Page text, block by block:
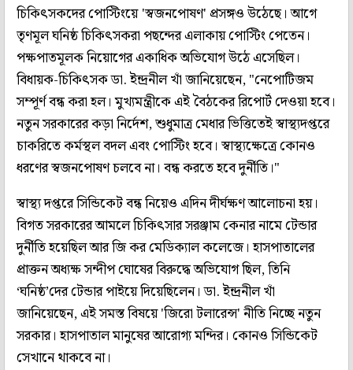
চিকিৎসকদের পোস্টিংয়ে 'স্বজনপোষণ' প্রসঙ্গও উঠেছে। আগে
তৃণমূল ঘনিষ্ঠ চিকিৎসকরা পছন্দের এলাকায় পোস্টিং পেতেন।
পক্ষপাতমূলক নিয়োগের একাধিক অভিযোগ উঠে এসেছিল।
বিধায়ক-চিকিৎসক ডা. ইন্দ্রনীল খাঁ জানিয়েছেন, "নেপোটিজম
সম্পূর্ণ বন্ধ করা হল। মুখ‌্যমন্ত্রীকে এই বৈঠকের রিপোর্ট দেওয়া হবে।
নতুন সরকারের কড়া নির্দেশ, শুধুমাত্র মেধার ভিত্তিতেই স্বাস্থ‌্যদপ্তরে
চাকরিতে কর্মস্থল বদল এবং পোস্টিং হবে। স্বাস্থ‌্যক্ষেত্রে কোনও
ধরণের স্বজনপোষণ চলবে না। বন্ধ করতে হবে দুর্নীতি।"
স্বাস্থ‌্য দপ্তরে সিন্ডিকেট বন্ধ নিয়েও এদিন দীর্ঘক্ষণ আলোচনা হয়।
বিগত সরকারের আমলে চিকিৎসার সরঞ্জাম কেনার নামে টেন্ডার
দুর্নীতি হয়েছিল আর জি কর মেডিক‌্যাল কলেজে। হাসপাতালের
প্রাক্তন অধ্যক্ষ সন্দীপ ঘোষের বিরুদ্ধে অভিযোগ ছিল, তিনি
‘ঘনিষ্ঠ’দের টেন্ডার পাইয়ে দিয়েছিলেন। ডা. ইন্দ্রনীল খাঁ
জানিয়েছেন, এই সমস্ত বিষয়ে 'জিরো টলারেন্স' নীতি নিচ্ছে নতুন
সরকার। হাসপাতাল মানুষের আরোগ‌্য মন্দির। কোনও সিন্ডিকেট
সেখানে থাকবে না।